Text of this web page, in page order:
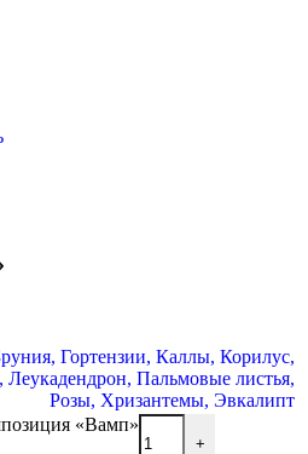
, Гортензии, Каллы, Корилус,
, Леукадендрон, Пальмовые листья,
Розы, Хризантемы, Эвкалипт
«Вамп»
+